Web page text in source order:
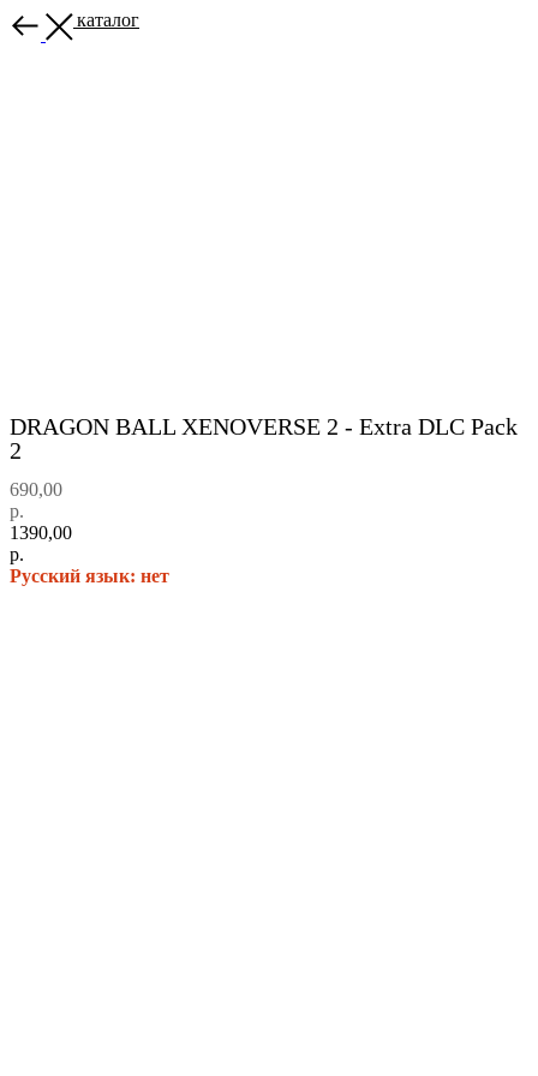
Назад в каталог
DRAGON BALL XENOVERSE 2 - Extra DLC Pack
2
690,00
р.
1390,00
р.
Русский язык: нет